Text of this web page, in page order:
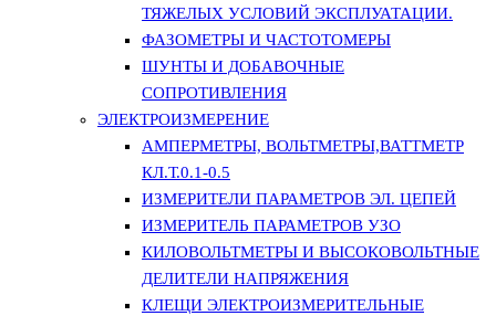
ТЯЖЕЛЫХ УСЛОВИЙ ЭКСПЛУАТАЦИИ.
ФАЗОМЕТРЫ И ЧАСТОТОМЕРЫ
ШУНТЫ И ДОБАВОЧНЫЕ
СОПРОТИВЛЕНИЯ
ЭЛЕКТРОИЗМЕРЕНИЕ
АМПЕРМЕТРЫ, ВОЛЬТМЕТРЫ,ВАТТМЕТР
КЛ.Т.0.1-0.5
ИЗМЕРИТЕЛИ ПАРАМЕТРОВ ЭЛ. ЦЕПЕЙ
ИЗМЕРИТЕЛЬ ПАРАМЕТРОВ УЗО
КИЛОВОЛЬТМЕТРЫ И ВЫСОКОВОЛЬТНЫЕ
ДЕЛИТЕЛИ НАПРЯЖЕНИЯ
КЛЕЩИ ЭЛЕКТРОИЗМЕРИТЕЛЬНЫЕ